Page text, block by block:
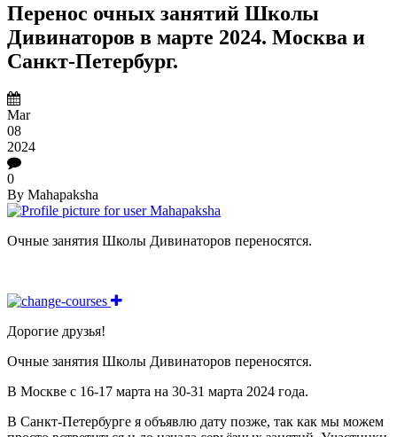
Перенос очных занятий Школы
Дивинаторов в марте 2024. Москва и
Санкт-Петербург.
Mar
08
2024
0
By Mahapaksha
Очные занятия Школы Дивинаторов переносятся.
Дорогие друзья!
Очные занятия Школы Дивинаторов переносятся.
В Москве с 16-17 марта на 30-31 марта 2024 года.
В Санкт-Петербурге я объявлю дату позже, так как мы можем